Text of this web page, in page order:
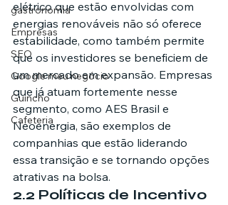
gastronomia
Empresas
SEO
Google meu negócio
Guincho
Cafeteria
elétrico que estão envolvidas com
energias renováveis não só oferece
estabilidade, como também permite
que os investidores se beneficiem de
um mercado em expansão. Empresas
que já atuam fortemente nesse
segmento, como AES Brasil e
Neoenergia, são exemplos de
companhias que estão liderando
essa transição e se tornando opções
atrativas na bolsa.
2.2 Políticas de Incentivo